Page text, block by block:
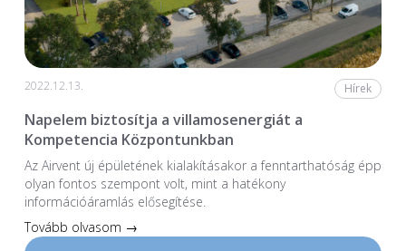
2022.12.13. Hírek
Napelem biztosítja a villamosenergiát a
Kompetencia Központunkban
Az Airvent új épületének kialakításakor a fenntarthatóság épp
olyan fontos szempont volt, mint a hatékony
információáramlás elősegítése.
Tovább olvasom →